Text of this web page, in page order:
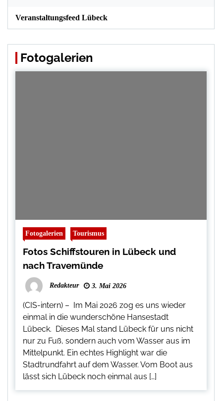
Veranstaltungsfeed Lübeck
Fotogalerien
Fotogalerien Tourismus
Fotos Schiffstouren in Lübeck und
nach Travemünde
Redakteur 3. Mai 2026
(CIS-intern) – Im Mai 2026 zog es uns wieder
einmal in die wunderschöne Hansestadt
Lübeck. Dieses Mal stand Lübeck für uns nicht
nur zu Fuß, sondern auch vom Wasser aus im
Mittelpunkt. Ein echtes Highlight war die
Stadtrundfahrt auf dem Wasser. Vom Boot aus
lässt sich Lübeck noch einmal aus […]